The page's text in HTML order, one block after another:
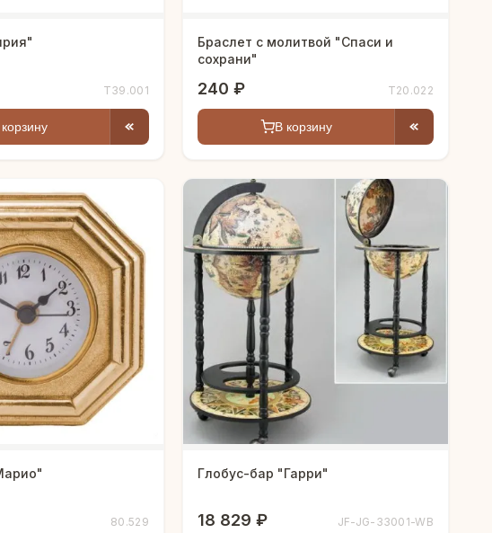
Т39.001
Браслет с молитвой "Спаси и
сохрани"
240 ₽ Т20.022
В корзину
80.529
Глобус-бар "Гарри"
18 829 ₽ JF-JG-33001-WB